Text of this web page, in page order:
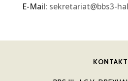
E-Mail: sekretariat@bbs3-
KONTAKT